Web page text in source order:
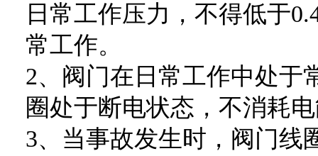
日常工作压力，不得低于
常工作。
2、阀门在日常工作中处于
圈处于断电状态，不消耗
3、当事故发生时，阀门线